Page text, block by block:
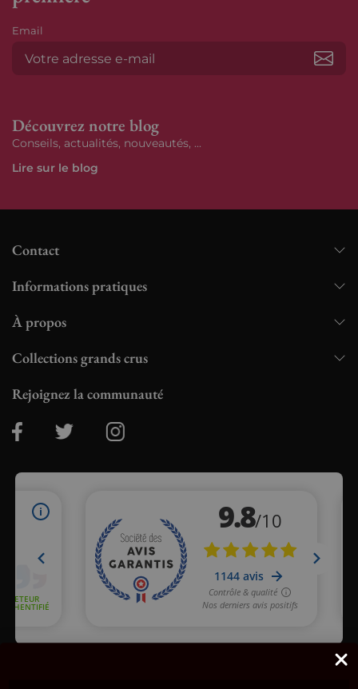
Email
Découvrez notre blog
Conseils, actualités, nouveautés, ...
Lire sur le blog
Contact
Informations pratiques
À propos
Collections grands crus
Rejoignez la communauté